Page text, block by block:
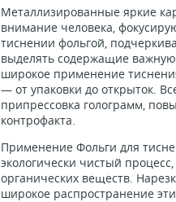
Металлизированные яркие
внимание человека,
тиснении фольгой,
выделять содержащие
широкое применение
— от упаковки до открыток.
припрессовка голограмм,
контрофакта.
Применение Фольги для
экологически чистый
органических веществ.
широкое распространение